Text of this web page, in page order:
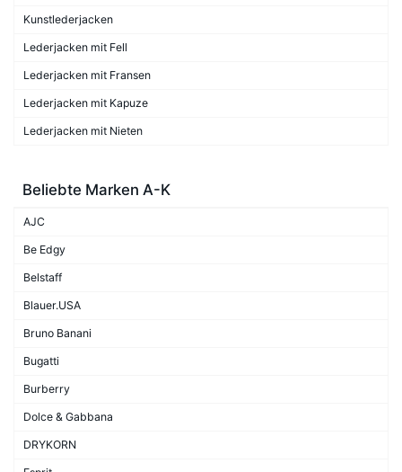
Kunstlederjacken
Lederjacken mit Fell
Lederjacken mit Fransen
Lederjacken mit Kapuze
Lederjacken mit Nieten
Beliebte Marken A-K
AJC
Be Edgy
Belstaff
Blauer.USA
Bruno Banani
Bugatti
Burberry
Dolce & Gabbana
DRYKORN